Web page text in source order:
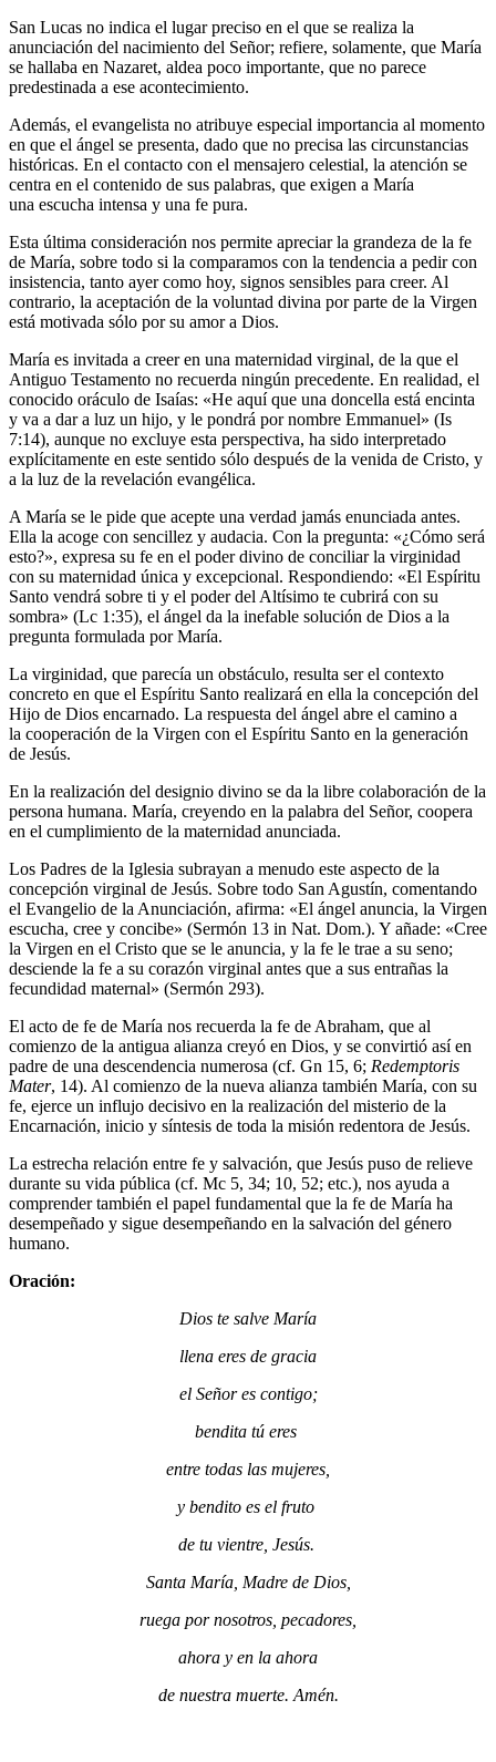
San Lucas no indica el lugar preciso en el que se realiza la
anunciación del nacimiento del Señor; refiere, solamente, que María
se hallaba en Nazaret, aldea poco importante, que no parece
predestinada a ese acontecimiento.
Además, el evangelista no atribuye especial importancia al momento
en que el ángel se presenta, dado que no precisa las circunstancias
históricas. En el contacto con el mensajero celestial, la atención se
centra en el contenido de sus palabras, que exigen a María
una escucha intensa y una fe pura.
Esta última consideración nos permite apreciar la grandeza de la fe
de María, sobre todo si la comparamos con la tendencia a pedir con
insistencia, tanto ayer como hoy, signos sensibles para creer. Al
contrario, la aceptación de la voluntad divina por parte de la Virgen
está motivada sólo por su amor a Dios.
María es invitada a creer en una maternidad virginal, de la que el
Antiguo Testamento no recuerda ningún precedente. En realidad, el
conocido oráculo de Isaías: «He aquí que una doncella está encinta
y va a dar a luz un hijo, y le pondrá por nombre Emmanuel» (Is
7:14), aunque no excluye esta perspectiva, ha sido interpretado
explícitamente en este sentido sólo después de la venida de Cristo, y
a la luz de la revelación evangélica.
A María se le pide que acepte una verdad jamás enunciada antes.
Ella la acoge con sencillez y audacia. Con la pregunta: «¿Cómo será
esto?», expresa su fe en el poder divino de conciliar la virginidad
con su maternidad única y excepcional. Respondiendo: «El Espíritu
Santo vendrá sobre ti y el poder del Altísimo te cubrirá con su
sombra» (Lc 1:35), el ángel da la inefable solución de Dios a la
pregunta formulada por María.
La virginidad, que parecía un obstáculo, resulta ser el contexto
concreto en que el Espíritu Santo realizará en ella la concepción del
Hijo de Dios encarnado. La respuesta del ángel abre el camino a
la cooperación de la Virgen con el Espíritu Santo en la generación
de Jesús.
En la realización del designio divino se da la libre colaboración de la
persona humana. María, creyendo en la palabra del Señor, coopera
en el cumplimiento de la maternidad anunciada.
Los Padres de la Iglesia subrayan a menudo este aspecto de la
concepción virginal de Jesús. Sobre todo San Agustín, comentando
el Evangelio de la Anunciación, afirma: «El ángel anuncia, la Virgen
escucha, cree y concibe» (Sermón 13 in Nat. Dom.). Y añade: «Cree
la Virgen en el Cristo que se le anuncia, y la fe le trae a su seno;
desciende la fe a su corazón virginal antes que a sus entrañas la
fecundidad maternal» (Sermón 293).
El acto de fe de María nos recuerda la fe de Abraham, que al
comienzo de la antigua alianza creyó en Dios, y se convirtió así en
padre de una descendencia numerosa (cf. Gn 15, 6; Redemptoris
Mater, 14). Al comienzo de la nueva alianza también María, con su
fe, ejerce un influjo decisivo en la realización del misterio de la
Encarnación, inicio y síntesis de toda la misión redentora de Jesús.
La estrecha relación entre fe y salvación, que Jesús puso de relieve
durante su vida pública (cf. Mc 5, 34; 10, 52; etc.), nos ayuda a
comprender también el papel fundamental que la fe de María ha
desempeñado y sigue desempeñando en la salvación del género
humano.
Oración:
Dios te salve María
llena eres de gracia
el Señor es contigo;
bendita tú eres
entre todas las mujeres,
y bendito es el fruto
de tu vientre, Jesús.
Santa María, Madre de Dios,
ruega por nosotros, pecadores,
ahora y en la ahora
de nuestra muerte. Amén.